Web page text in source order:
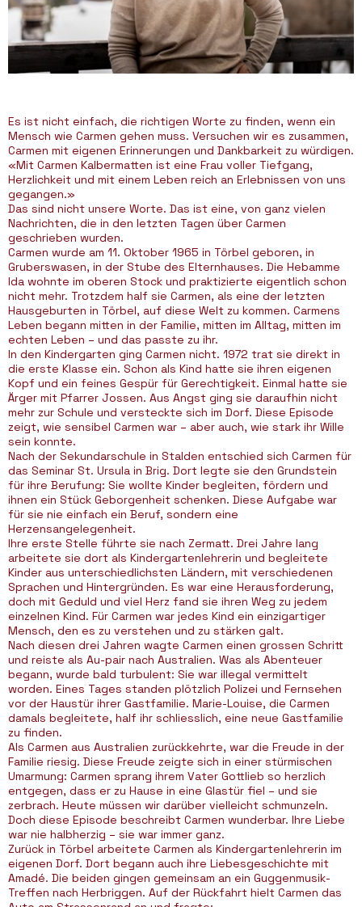
Es ist nicht einfach, die richtigen Worte zu finden, wenn ein
Mensch wie Carmen gehen muss. Versuchen wir es zusammen,
Carmen mit eigenen Erinnerungen und Dankbarkeit zu würdigen.
«Mit Carmen Kalbermatten ist eine Frau voller Tiefgang,
Herzlichkeit und mit einem Leben reich an Erlebnissen von uns
gegangen.»
Das sind nicht unsere Worte. Das ist eine, von ganz vielen
Nachrichten, die in den letzten Tagen über Carmen
geschrieben wurden.
Carmen wurde am 11. Oktober 1965 in Törbel geboren, in
Gruberswasen, in der Stube des Elternhauses. Die Hebamme
Ida wohnte im oberen Stock und praktizierte eigentlich schon
nicht mehr. Trotzdem half sie Carmen, als eine der letzten
Hausgeburten in Törbel, auf diese Welt zu kommen. Carmens
Leben begann mitten in der Familie, mitten im Alltag, mitten im
echten Leben – und das passte zu ihr.
In den Kindergarten ging Carmen nicht. 1972 trat sie direkt in
die erste Klasse ein. Schon als Kind hatte sie ihren eigenen
Kopf und ein feines Gespür für Gerechtigkeit. Einmal hatte sie
Ärger mit Pfarrer Jossen. Aus Angst ging sie daraufhin nicht
mehr zur Schule und versteckte sich im Dorf. Diese Episode
zeigt, wie sensibel Carmen war – aber auch, wie stark ihr Wille
sein konnte.
Nach der Sekundarschule in Stalden entschied sich Carmen für
das Seminar St. Ursula in Brig. Dort legte sie den Grundstein
für ihre Berufung: Sie wollte Kinder begleiten, fördern und
ihnen ein Stück Geborgenheit schenken. Diese Aufgabe war
für sie nie einfach ein Beruf, sondern eine
Herzensangelegenheit.
Ihre erste Stelle führte sie nach Zermatt. Drei Jahre lang
arbeitete sie dort als Kindergartenlehrerin und begleitete
Kinder aus unterschiedlichsten Ländern, mit verschiedenen
Sprachen und Hintergründen. Es war eine Herausforderung,
doch mit Geduld und viel Herz fand sie ihren Weg zu jedem
einzelnen Kind. Für Carmen war jedes Kind ein einzigartiger
Mensch, den es zu verstehen und zu stärken galt.
Nach diesen drei Jahren wagte Carmen einen grossen Schritt
und reiste als Au-pair nach Australien. Was als Abenteuer
begann, wurde bald turbulent: Sie war illegal vermittelt
worden. Eines Tages standen plötzlich Polizei und Fernsehen
vor der Haustür ihrer Gastfamilie. Marie-Louise, die Carmen
damals begleitete, half ihr schliesslich, eine neue Gastfamilie
zu finden.
Als Carmen aus Australien zurückkehrte, war die Freude in der
Familie riesig. Diese Freude zeigte sich in einer stürmischen
Umarmung: Carmen sprang ihrem Vater Gottlieb so herzlich
entgegen, dass er zu Hause in eine Glastür fiel – und sie
zerbrach. Heute müssen wir darüber vielleicht schmunzeln.
Doch diese Episode beschreibt Carmen wunderbar. Ihre Liebe
war nie halbherzig – sie war immer ganz.
Zurück in Törbel arbeitete Carmen als Kindergartenlehrerin im
eigenen Dorf. Dort begann auch ihre Liebesgeschichte mit
Amadé. Die beiden gingen gemeinsam an ein Guggenmusik-
Treffen nach Herbriggen. Auf der Rückfahrt hielt Carmen das